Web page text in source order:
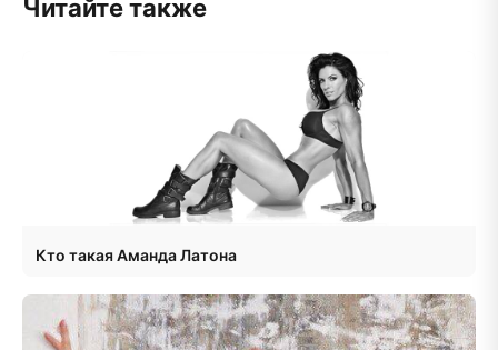
Читайте также
Кто такая Аманда Латона